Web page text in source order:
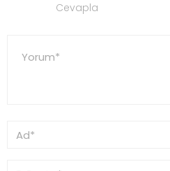
Cevapla